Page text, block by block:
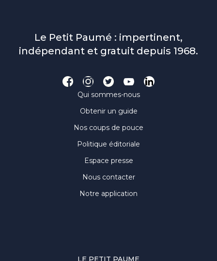
Le Petit Paumé : impertinent,
indépendant et gratuit depuis 1968.
Qui sommes-nous
Obtenir un guide
Nos coups de pouce
Politique éditoriale
Espace presse
Nous contacter
Notre application
LE PETIT PAUME